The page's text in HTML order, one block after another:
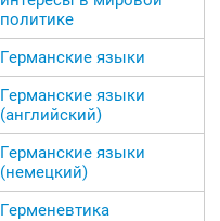
политике
Германские языки
Германские языки
(английский)
Германские языки
(немецкий)
Герменевтика